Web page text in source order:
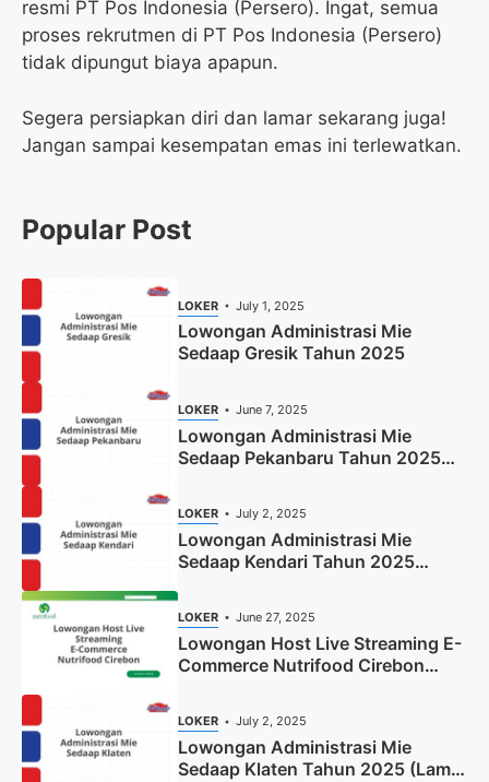
resmi PT Pos Indonesia (Persero). Ingat, semua
proses rekrutmen di PT Pos Indonesia (Persero)
tidak dipungut biaya apapun.
Segera persiapkan diri dan lamar sekarang juga!
Jangan sampai kesempatan emas ini terlewatkan.
Popular Post
LOKER July 1, 2025
Lowongan Administrasi Mie
Sedaap Gresik Tahun 2025
LOKER June 7, 2025
Lowongan Administrasi Mie
Sedaap Pekanbaru Tahun 2025
LOKER July 2, 2025
Lowongan Administrasi Mie
Sedaap Kendari Tahun 2025
LOKER June 27, 2025
Lowongan Host Live Streaming E-
Commerce Nutrifood Cirebon
LOKER July 2, 2025
Lowongan Administrasi Mie
Sedaap Klaten Tahun 2025 (Lamar